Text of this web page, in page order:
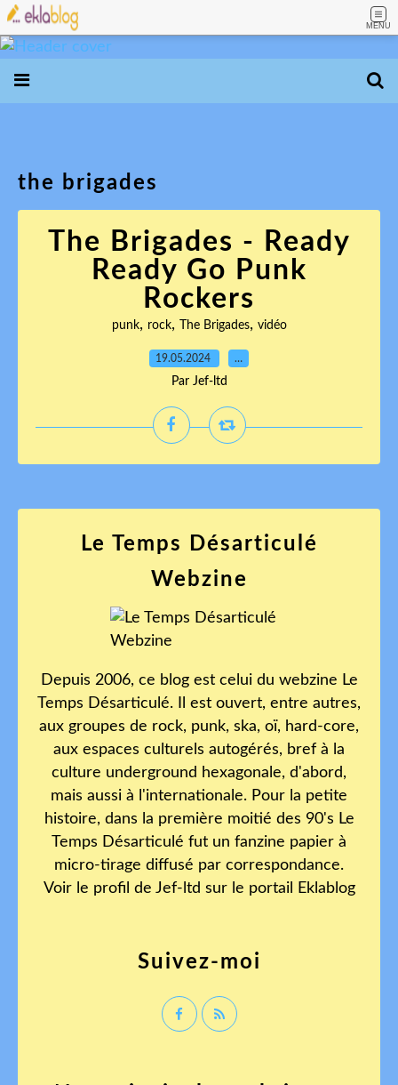
MENU
the brigades
The Brigades - Ready
Ready Go Punk
Rockers
punk, rock, The Brigades, vidéo
19.05.2024 …
Par Jef-ltd
Le Temps Désarticulé
Webzine
Depuis 2006, ce blog est celui du webzine Le
Temps Désarticulé. Il est ouvert, entre autres,
aux groupes de rock, punk, ska, oï, hard-core,
aux espaces culturels autogérés, bref à la
culture underground hexagonale, d'abord,
mais aussi à l'internationale. Pour la petite
histoire, dans la première moitié des 90's Le
Temps Désarticulé fut un fanzine papier à
micro-tirage diffusé par correspondance.
Voir le profil de Jef-ltd sur le portail Eklablog
Suivez-moi